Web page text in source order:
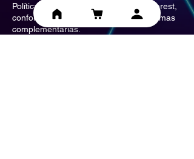
Política de Protección de Datos de Everest,
conforme a la Ley 1581 de 2012 y normas
complementarias.